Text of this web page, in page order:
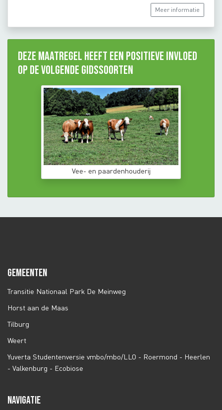
Meer informatie
Deze maatregel heeft een positieve invloed
op de volgende gidssoorten
Vee- en paardenhouderij
GEMEENTEN
Transitie Nationaal Park De Meinweg
Horst aan de Maas
Tilburg
Weert
Yuverta Studentenversie vmbo/mbo/LLO - Roermond - Heerlen
- Valkenburg - Ecobiose
NAVIGATIE